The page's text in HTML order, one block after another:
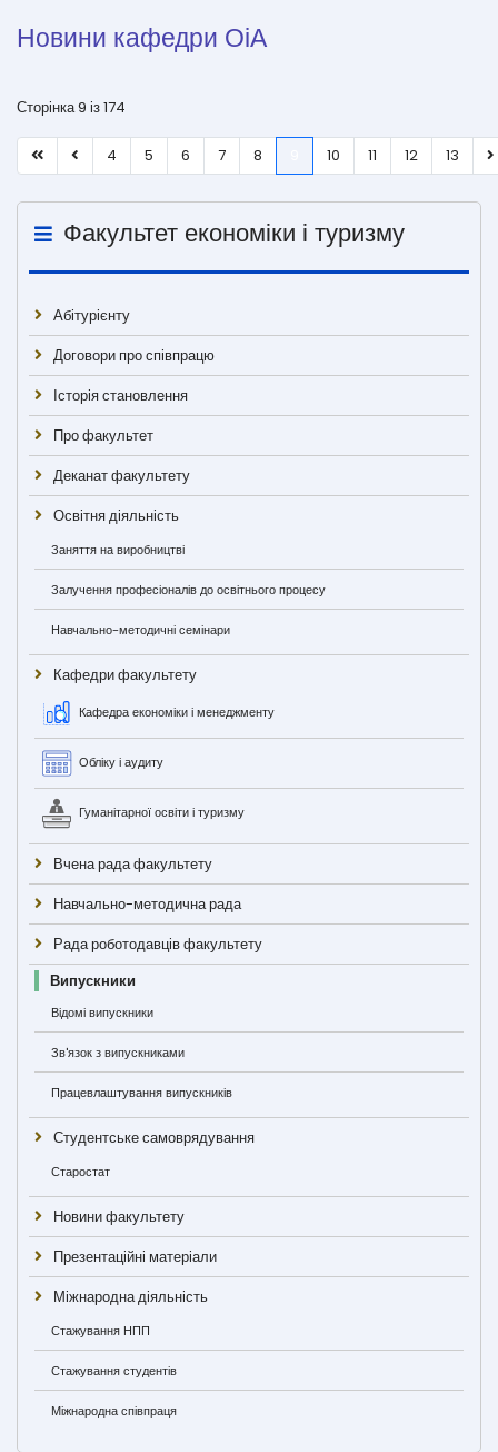
Новини кафедри ОіА
Сторінка 9 із 174
4 5 6 7 8 10 11 12 13
Факультет економіки і туризму
Абітурієнту
Договори про співпрацю
Історія становлення
Про факультет
Деканат факультету
Освітня діяльність
Заняття на виробництві
Залучення професіоналів до освітнього процесу
Навчально-методичні семінари
Кафедри факультету
Кафедра економіки і менеджменту
Обліку і аудиту
Гуманітарної освіти і туризму
Вчена рада факультету
Навчально-методична рада
Рада роботодавців факультету
Випускники
Відомі випускники
Зв'язок з випускниками
Працевлаштування випускників
Студентське самоврядування
Старостат
Новини факультету
Презентаційні матеріали
Міжнародна діяльність
Стажування НПП
Стажування студентів
Міжнародна співпраця